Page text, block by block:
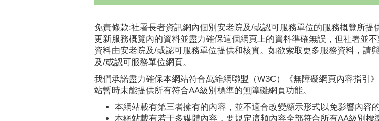
免責條款:社署長者資訊網內個別安老院及/或認可服務單位的服務概覽所
更新服務概覽內的資料並盡力確保這個網頁上的資料準確無誤，但社署並
資料由安老院及/或認可服務單位提供和核實。如欲索取更多服務資料，請
及/或認可服務單位網頁。
我們承諾盡力確保本網站符合萬維網聯盟（W3C）《無障礙網頁內容指引
站暫時未能提供所有符合AA級別標準的無障礙網頁功能。
本網站載有第三者擁有的內容，並不適合改變顯示形式以免影響內容的
本網站載有若干多媒體內容，要規定這類內容全部符合所有AA級別標